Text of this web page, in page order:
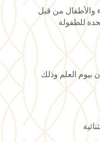
والأطفال من قبل
للطفولة
بيوم العلم وذلك